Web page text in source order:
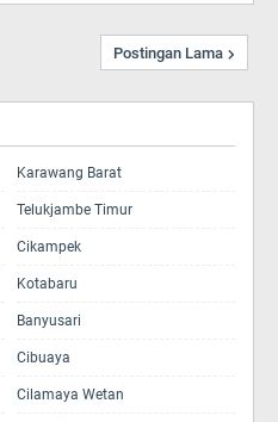
Postingan Lama
Karawang Barat
Telukjambe Timur
Cikampek
Kotabaru
Banyusari
Cibuaya
Cilamaya Wetan